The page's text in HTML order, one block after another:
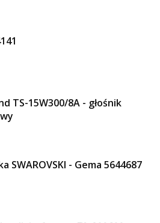
TS-15W300/8A - głośnik
SWAROVSKI - Gema 5644687